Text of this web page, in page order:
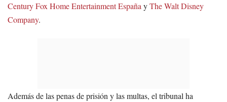
Century Fox Home Entertainment EspañayThe Walt Disney
Company.
Además de las penas de prisión y las multas, el tribunal ha